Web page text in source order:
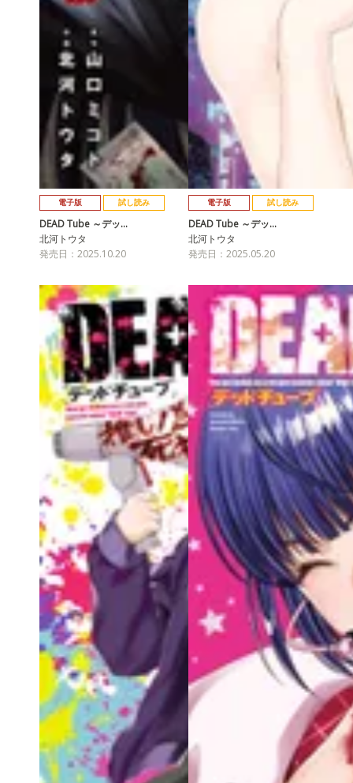
電子版 試し読み
DEAD Tube ～デッ…
北河トウタ
発売日：2025.10.20
電子版 試し読み
DEAD Tube ～デッ…
北河トウタ
発売日：2025.05.20